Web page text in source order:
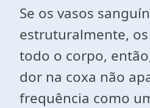
Se os vasos
estruturalmente,
todo o corpo,
dor na coxa não
frequência como